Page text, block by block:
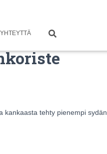
kankaasta tehty pienempi sydän.